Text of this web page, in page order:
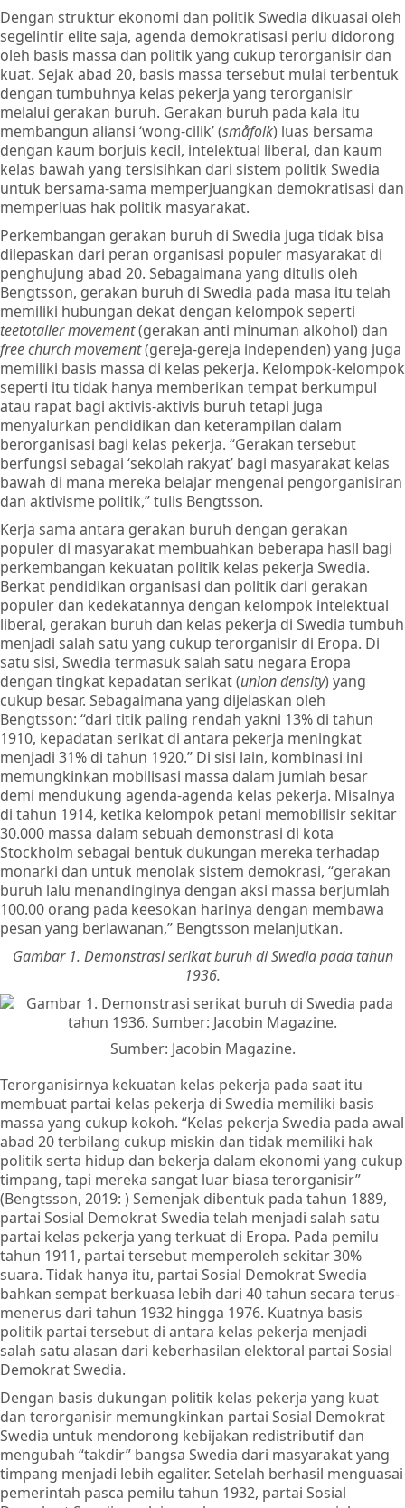
Dengan struktur ekonomi dan politik Swedia dikuasai oleh
segelintir elite saja, agenda demokratisasi perlu didorong
oleh basis massa dan politik yang cukup terorganisir dan
kuat. Sejak abad 20, basis massa tersebut mulai terbentuk
dengan tumbuhnya kelas pekerja yang terorganisir
melalui gerakan buruh. Gerakan buruh pada kala itu
membangun aliansi ‘wong-cilik’ (småfolk) luas bersama
dengan kaum borjuis kecil, intelektual liberal, dan kaum
kelas bawah yang tersisihkan dari sistem politik Swedia
untuk bersama-sama memperjuangkan demokratisasi dan
memperluas hak politik masyarakat.
Perkembangan gerakan buruh di Swedia juga tidak bisa
dilepaskan dari peran organisasi populer masyarakat di
penghujung abad 20. Sebagaimana yang ditulis oleh
Bengtsson, gerakan buruh di Swedia pada masa itu telah
memiliki hubungan dekat dengan kelompok seperti
teetotaller movement(gerakan anti minuman alkohol) dan
free church movement(gereja-gereja independen) yang juga
memiliki basis massa di kelas pekerja. Kelompok-kelompok
seperti itu tidak hanya memberikan tempat berkumpul
atau rapat bagi aktivis-aktivis buruh tetapi juga
menyalurkan pendidikan dan keterampilan dalam
berorganisasi bagi kelas pekerja. “Gerakan tersebut
berfungsi sebagai ‘sekolah rakyat’ bagi masyarakat kelas
bawah di mana mereka belajar mengenai pengorganisiran
dan aktivisme politik,” tulis Bengtsson.
Kerja sama antara gerakan buruh dengan gerakan
populer di masyarakat membuahkan beberapa hasil bagi
perkembangan kekuatan politik kelas pekerja Swedia.
Berkat pendidikan organisasi dan politik dari gerakan
populer dan kedekatannya dengan kelompok intelektual
liberal, gerakan buruh dan kelas pekerja di Swedia tumbuh
menjadi salah satu yang cukup terorganisir di Eropa. Di
satu sisi, Swedia termasuk salah satu negara Eropa
dengan tingkat kepadatan serikat (union density) yang
cukup besar. Sebagaimana yang dijelaskan oleh
Bengtsson: “dari titik paling rendah yakni 13% di tahun
1910, kepadatan serikat di antara pekerja meningkat
menjadi 31% di tahun 1920.” Di sisi lain, kombinasi ini
memungkinkan mobilisasi massa dalam jumlah besar
demi mendukung agenda-agenda kelas pekerja. Misalnya
di tahun 1914, ketika kelompok petani memobilisir sekitar
30.000 massa dalam sebuah demonstrasi di kota
Stockholm sebagai bentuk dukungan mereka terhadap
monarki dan untuk menolak sistem demokrasi, “gerakan
buruh lalu menandinginya dengan aksi massa berjumlah
100.00 orang pada keesokan harinya dengan membawa
pesan yang berlawanan,” Bengtsson melanjutkan.
Gambar 1. Demonstrasi serikat buruh di Swedia pada tahun
1936.
Sumber: Jacobin Magazine.
Terorganisirnya kekuatan kelas pekerja pada saat itu
membuat partai kelas pekerja di Swedia memiliki basis
massa yang cukup kokoh. “Kelas pekerja Swedia pada awal
abad 20 terbilang cukup miskin dan tidak memiliki hak
politik serta hidup dan bekerja dalam ekonomi yang cukup
timpang, tapi mereka sangat luar biasa terorganisir”
(Bengtsson, 2019: ) Semenjak dibentuk pada tahun 1889,
partai Sosial Demokrat Swedia telah menjadi salah satu
partai kelas pekerja yang terkuat di Eropa. Pada pemilu
tahun 1911, partai tersebut memperoleh sekitar 30%
suara. Tidak hanya itu, partai Sosial Demokrat Swedia
bahkan sempat berkuasa lebih dari 40 tahun secara terus-
menerus dari tahun 1932 hingga 1976. Kuatnya basis
politik partai tersebut di antara kelas pekerja menjadi
salah satu alasan dari keberhasilan elektoral partai Sosial
Demokrat Swedia.
Dengan basis dukungan politik kelas pekerja yang kuat
dan terorganisir memungkinkan partai Sosial Demokrat
Swedia untuk mendorong kebijakan redistributif dan
mengubah “takdir” bangsa Swedia dari masyarakat yang
timpang menjadi lebih egaliter. Setelah berhasil menguasai
pemerintah pasca pemilu tahun 1932, partai Sosial